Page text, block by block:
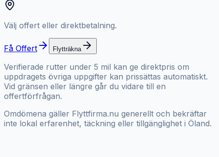
Välj offert eller direktbetalning.
Få Offert Flytträkna
Verifierade rutter under 5 mil kan ge direktpris om
uppdragets övriga uppgifter kan prissättas automatiskt.
Vid gränsen eller längre går du vidare till en
offertförfrågan.
Omdömena gäller Flyttfirma.nu generellt och bekräftar
inte lokal erfarenhet, täckning eller tillgänglighet i Öland.